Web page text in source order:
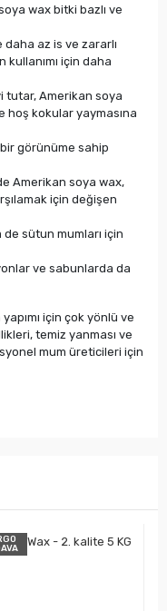
wax bitki bazlı ve
az is ve zararlı
için daha
tutar, Amerikan soya
hoş kokular yaymasına
görünüme sahip
Amerikan soya wax,
için değişen
de sütun mumları için
ve sabunlarda da
için çok yönlü ve
temiz yanması ve
mum üreticileri için